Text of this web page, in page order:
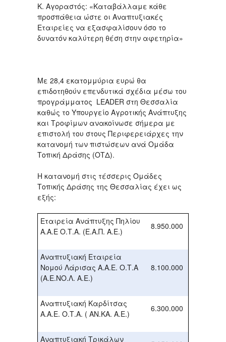
Κ. Αγοραστός: «Καταβάλλαμε κάθε
προσπάθεια ώστε οι Αναπτυξιακές
Εταιρείες να εξασφαλίσουν όσο το
δυνατόν καλύτερη θέση στην αφετηρία»
Με 28,4 εκατομμύρια ευρώ θα
επιδοτηθούν επενδυτικά σχέδια μέσω του
προγράμματος LEADER στη Θεσσαλία
καθώς το Υπουργείο Αγροτικής Ανάπτυξης
και Τροφίμων ανακοίνωσε σήμερα με
επιστολή του στους Περιφερειάρχες την
κατανομή των πιστώσεων ανά Ομάδα
Τοπική Δράσης (ΟΤΔ).
Η κατανομή στις τέσσερις Ομάδες
Τοπικής Δράσης της Θεσσαλίας έχει ως
εξής:
Εταιρεία Ανάπτυξης Πηλίου
Α.Α.Ε Ο.Τ.Α. (Ε.Α.Π. Α.Ε.)
8.950.000
Αναπτυξιακή Εταιρεία
Νομού Λάρισας Α.Α.Ε. Ο.Τ.Α
(Α.Ε.ΝΟ.Λ. Α.Ε.)
8.100.000
Αναπτυξιακή Καρδίτσας
Α.Α.Ε. Ο.Τ.Α. ( ΑΝ.ΚΑ. Α.Ε.)
6.300.000
Αναπτυξιακή Τρικάλων